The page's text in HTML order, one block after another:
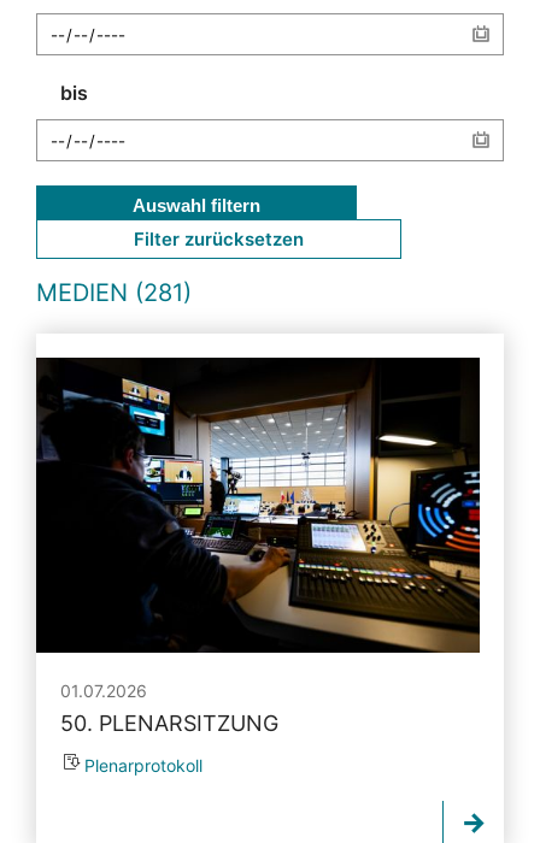
bis
Auswahl filtern
Filter zurücksetzen
MEDIEN (281)
01.07.2026
50. PLENARSITZUNG
Plenarprotokoll